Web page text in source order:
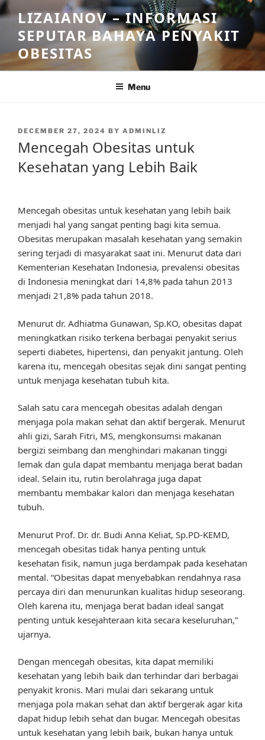
Skip
to
content
LIZAIANOV – INFORMASI
SEPUTAR BAHAYA PENYAKIT
OBESITAS
Menu
POSTED
DECEMBER 27, 2024 BY ADMINLIZ
Mencegah Obesitas untuk
Kesehatan yang Lebih Baik
Mencegah obesitas untuk kesehatan yang lebih baik
menjadi hal yang sangat penting bagi kita semua.
Obesitas merupakan masalah kesehatan yang semakin
sering terjadi di masyarakat saat ini. Menurut data dari
Kementerian Kesehatan Indonesia, prevalensi obesitas
di Indonesia meningkat dari 14,8% pada tahun 2013
menjadi 21,8% pada tahun 2018.
Menurut dr. Adhiatma Gunawan, Sp.KO, obesitas dapat
meningkatkan risiko terkena berbagai penyakit serius
seperti diabetes, hipertensi, dan penyakit jantung. Oleh
karena itu, mencegah obesitas sejak dini sangat penting
untuk menjaga kesehatan tubuh kita.
Salah satu cara mencegah obesitas adalah dengan
menjaga pola makan sehat dan aktif bergerak. Menurut
ahli gizi, Sarah Fitri, MS, mengkonsumsi makanan
bergizi seimbang dan menghindari makanan tinggi
lemak dan gula dapat membantu menjaga berat badan
ideal. Selain itu, rutin berolahraga juga dapat
membantu membakar kalori dan menjaga kesehatan
tubuh.
Menurut Prof. Dr. dr. Budi Anna Keliat, Sp.PD-KEMD,
mencegah obesitas tidak hanya penting untuk
kesehatan fisik, namun juga berdampak pada kesehatan
mental. “Obesitas dapat menyebabkan rendahnya rasa
percaya diri dan menurunkan kualitas hidup seseorang.
Oleh karena itu, menjaga berat badan ideal sangat
penting untuk kesejahteraan kita secara keseluruhan,”
ujarnya.
Dengan mencegah obesitas, kita dapat memiliki
kesehatan yang lebih baik dan terhindar dari berbagai
penyakit kronis. Mari mulai dari sekarang untuk
menjaga pola makan sehat dan aktif bergerak agar kita
dapat hidup lebih sehat dan bugar. Mencegah obesitas
untuk kesehatan yang lebih baik, bukan hanya untuk